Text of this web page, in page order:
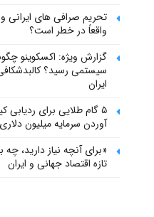
تحریم صرافی های ایرانی
واقعاً در خطر است؟
گزارش ویژه: اکسکوینو
سیستمی رسید؟
ایران
۵ گام طلایی برای
آوردن سرمایه میلیون دلاری
«برای آنچه نیاز دارید،
تازه اقتصاد جهانی و ایران